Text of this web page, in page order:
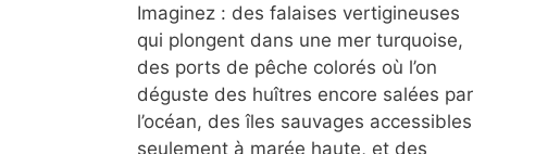
Imaginez : des falaises vertigineuses
qui plongent dans une mer turquoise,
des ports de pêche colorés où l’on
déguste des huîtres encore salées par
l’océan, des îles sauvages accessibles
seulement à marée haute, et des